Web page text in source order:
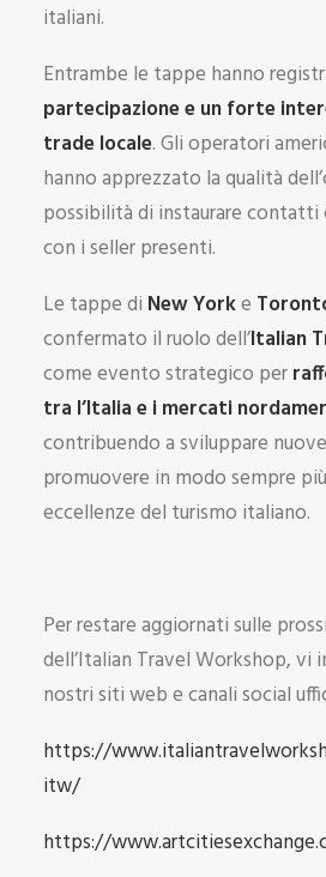
italiani.
Entrambe le tappe hanno
partecipazione e un forte
trade locale. Gli operatori
hanno apprezzato la qualità
possibilità di instaurare
con i seller presenti.
Le tappe di New Yorke
confermato il ruolo dell’Italian
come evento strategico per
tra l’Italia e i mercati
contribuendo a sviluppare
promuovere in modo sempre
eccellenze del turismo italiano.
Per restare aggiornati sulle
dell’Italian Travel Workshop, vi
nostri siti web e canali social
https://
itw/
https://